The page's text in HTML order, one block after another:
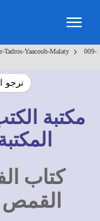
Tadros-Yaacoub-Malaty >
009-
نرجو
مكتبة
كتاب